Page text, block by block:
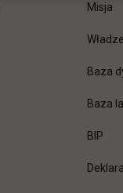
Misja
Władze
Baza
Baza
BIP